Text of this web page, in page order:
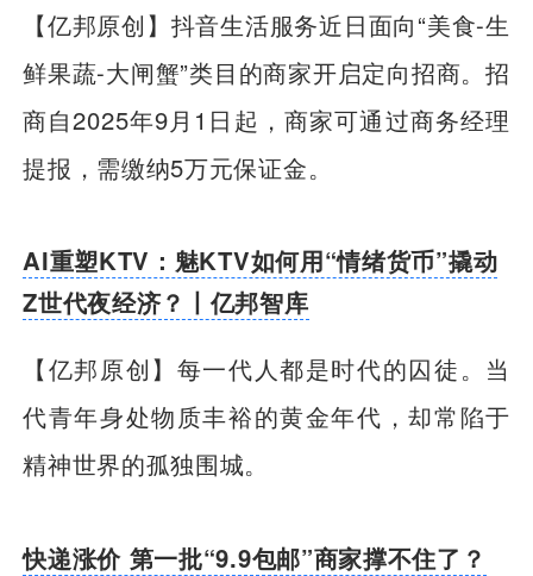
【亿邦原创】抖音生活服务近日面向“美食-生
鲜果蔬-大闸蟹”类目的商家开启定向招商。招
商自2025年9月1日起，商家可通过商务经理
提报，需缴纳5万元保证金。
AI重塑KTV：魅KTV如何用“情绪货币”撬动
Z世代夜经济？丨亿邦智库
【亿邦原创】每一代人都是时代的囚徒。当
代青年身处物质丰裕的黄金年代，却常陷于
精神世界的孤独围城。
快递涨价 第一批“9.9包邮”商家撑不住了？